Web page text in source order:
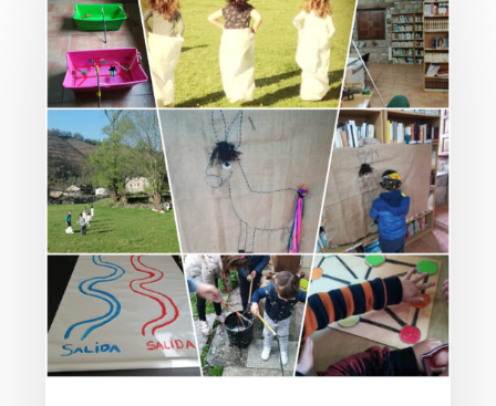
el
Proyecto
Conciliación
Vida
Laboral
y
Familia
Valles
Pasiegos
de
seis
meses